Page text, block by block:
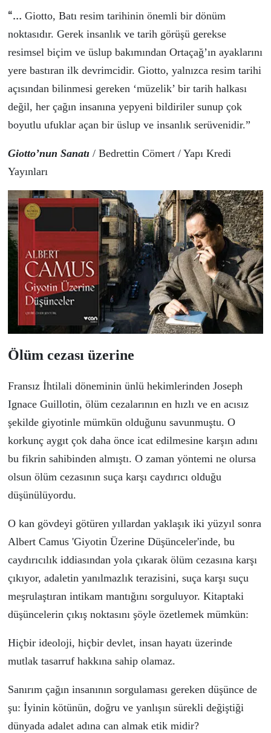
“… Giotto, Batı resim tarihinin önemli bir dönüm
noktasıdır. Gerek insanlık ve tarih görüşü gerekse
resimsel biçim ve üslup bakımından Ortaçağ’ın ayaklarını
yere bastıran ilk devrimcidir. Giotto, yalnızca resim tarihi
açısından bilinmesi gereken ‘müzelik’ bir tarih halkası
değil, her çağın insanına yepyeni bildiriler sunup çok
boyutlu ufuklar açan bir üslup ve insanlık serüvenidir.”
Giotto’nun Sanatı / Bedrettin Cömert/ Yapı Kredi
Yayınları
Ölüm cezası üzerine
Fransız İhtilali döneminin ünlühekimlerinden Joseph
Ignace Guillotin, ölüm cezalarının en hızlı ve en acısız
şekilde giyotinle mümkün olduğunu savunmuştu. O
korkunçaygıt çok daha önce icat edilmesine karşın adını
bu fikrin sahibinden almıştı. O zaman yöntemi ne olursa
olsun ölüm cezasının suça karşı caydırıcı olduğu
düşünülüyordu.
O kan gövdeyi götüren yıllardan yaklaşık iki yüzyıl sonra
Albert Camus 'Giyotin Üzerine Düşünceler'inde, bu
caydırıcılık iddiasından yola çıkarak ölüm cezasına karşı
çıkıyor, adaletin yanılmazlık terazisini, suça karşı suçu
meşrulaştıran intikam mantığını sorguluyor. Kitaptaki
düşüncelerin çıkış noktasını şöyle özetlemek mümkün:
Hiçbir ideoloji, hiçbir devlet, insan hayatı üzerinde
mutlak tasarruf hakkına sahip olamaz.
Sanırım çağın insanının sorgulaması gereken düşünce de
şu: İyinin kötünün, doğru ve yanlışın sürekli değiştiği
dünyada adalet adına can almak etik midir?